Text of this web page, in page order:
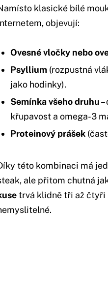
klasické bílé
objevují:
Ovesné vločky nebo
Psyllium (rozpustná
jako hodinky).
Semínka všeho druhu–
křupavost a omega-3
Proteinový prášek
této kombinaci má
ale přitom chutná
trvá klidně tři až čtyři